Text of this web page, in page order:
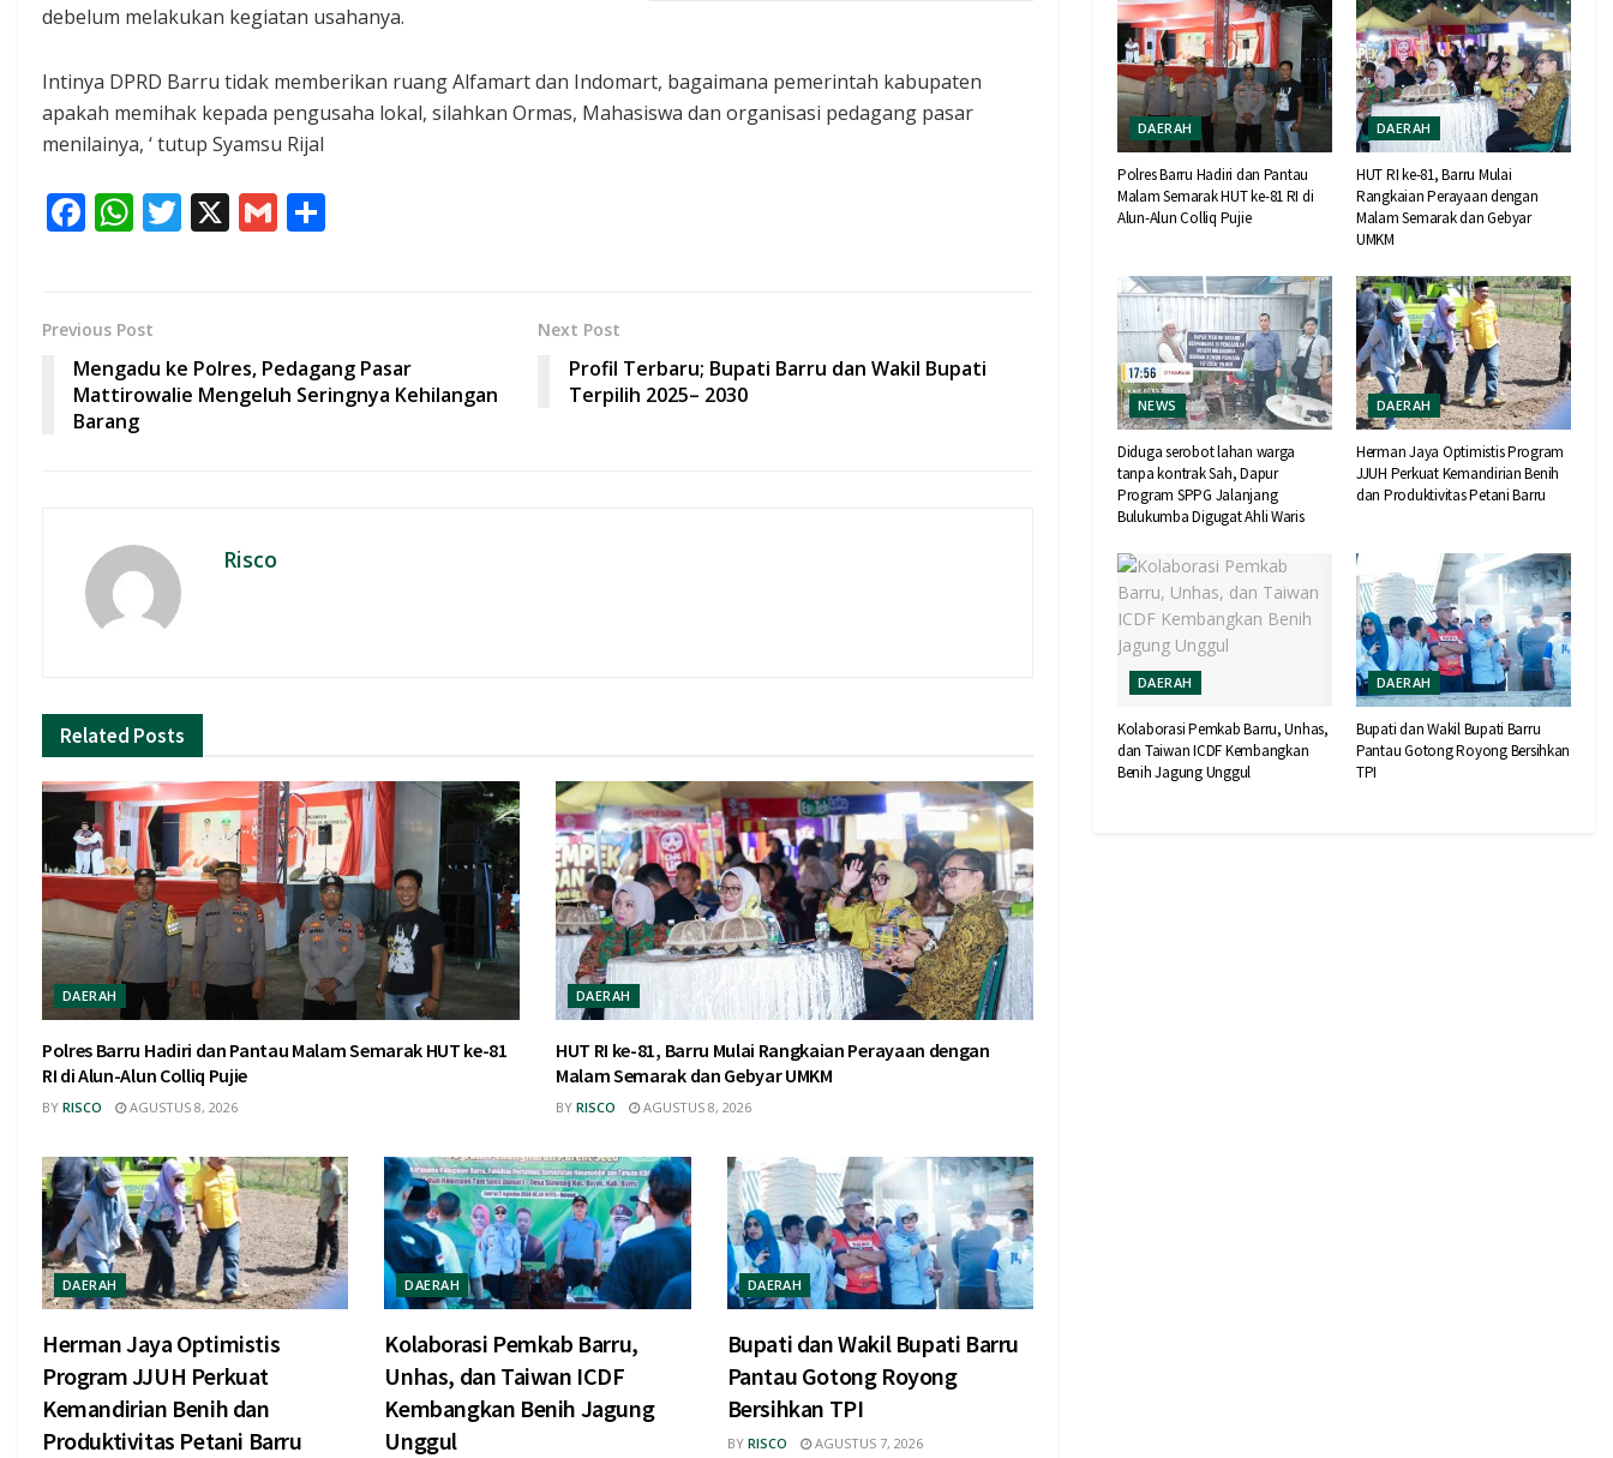
debelum melakukan kegiatan usahanya.
Intinya DPRD Barru tidak memberikan ruang Alfamart dan Indomart, bagaimana pemerintah kabupaten
apakah memihak kepada pengusaha lokal, silahkan Ormas, Mahasiswa dan organisasi pedagang pasar
menilainya, ‘ tutup Syamsu Rijal
F
b
o
o
k
W
s
A
p
p
T X G
Previous Post
Mengadu ke Polres, Pedagang Pasar
Mattirowalie Mengeluh Seringnya Kehilangan
Barang
Next Post
Profil Terbaru; Bupati Barru dan Wakil Bupati
Terpilih 2025– 2030
Risco
Related Posts
DAERAH
Polres Barru Hadiri dan Pantau Malam Semarak HUT ke-81
RI di Alun-Alun Colliq Pujie
BY RISCO AGUSTUS 8, 2026
DAERAH
HUT RI ke-81, Barru Mulai Rangkaian Perayaan dengan
Malam Semarak dan Gebyar UMKM
BY RISCO AGUSTUS 8, 2026
DAERAH
Herman Jaya Optimistis
Program JJUH Perkuat
Kemandirian Benih dan
Produktivitas Petani Barru
DAERAH
Kolaborasi Pemkab Barru,
Unhas, dan Taiwan ICDF
Kembangkan Benih Jagung
Unggul
DAERAH
Bupati dan Wakil Bupati Barru
Pantau Gotong Royong
Bersihkan TPI
BY RISCO AGUSTUS 7, 2026
DAERAH
Polres Barru Hadiri dan Pantau
Malam Semarak HUT ke-81 RI di
Alun-Alun Colliq Pujie
DAERAH
HUT RI ke-81, Barru Mulai
Rangkaian Perayaan dengan
Malam Semarak dan Gebyar
UMKM
NEWS
Diduga serobot lahan warga
tanpa kontrak Sah, Dapur
Program SPPG Jalanjang
Bulukumba Digugat Ahli Waris
DAERAH
Herman Jaya Optimistis Program
JJUH Perkuat Kemandirian Benih
dan Produktivitas Petani Barru
DAERAH
Kolaborasi Pemkab Barru, Unhas,
dan Taiwan ICDF Kembangkan
Benih Jagung Unggul
DAERAH
Bupati dan Wakil Bupati Barru
Pantau Gotong Royong Bersihkan
TPI